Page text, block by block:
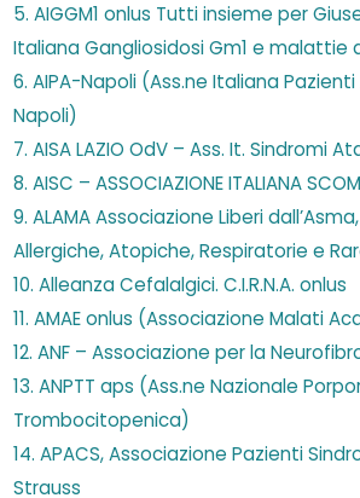
5. AIGGM1 onlus Tutti insieme per
Italiana Gangliosidosi Gm1 e malattie
6. AIPA-Napoli (Ass.ne Italiana
Napoli)
7. AISA LAZIO OdV – Ass. It. Sindromi
8. AISC – ASSOCIAZIONE ITALIANA
9. ALAMA Associazione Liberi
Allergiche, Atopiche, Respiratorie e
10. Alleanza Cefalalgici. C.I.R.N.A. onlus
11. AMAE onlus (Associazione Malati
12. ANF – Associazione per la
13. ANPTT aps (Ass.ne Nazionale
Trombocitopenica)
14. APACS, Associazione Pazienti
Strauss